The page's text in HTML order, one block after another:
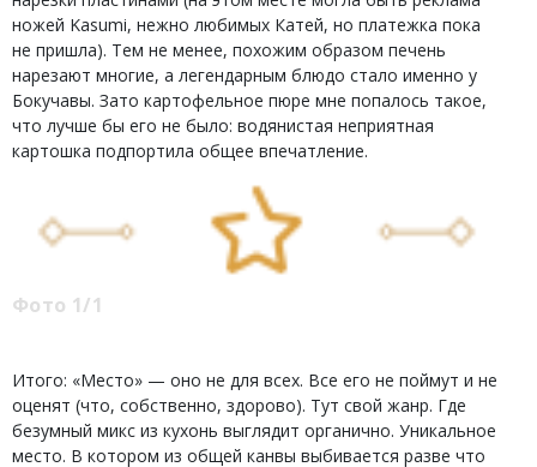
ножей Kasumi, нежно любимых Катей, но платежка пока
не пришла). Тем не менее, похожим образом печень
нарезают многие, а легендарным блюдо стало именно у
Бокучавы. Зато картофельное пюре мне попалось такое,
что лучше бы его не было: водянистая неприятная
картошка подпортила общее впечатление.
Фото 1/1
Итого: «Место» — оно не для всех. Все его не поймут и не
оценят (что, собственно, здорово). Тут свой жанр. Где
безумный микс из кухонь выглядит органично. Уникальное
место. В котором из общей канвы выбивается разве что